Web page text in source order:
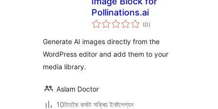
Pollinations.ai
(0টা
মুঠ)
Generate AI images directly from the
WordPress editor and add them to your
media library.
Aslam Doctor
10টাতকৈ কমটা সক্ৰিয় ইনষ্টলেশ্যন